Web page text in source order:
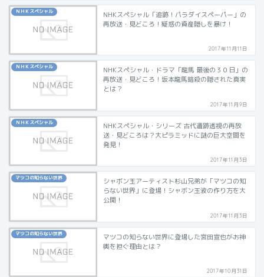
ＮＨＫスペシャル
NHKスペシャル「追跡！パラダイスペーパー」の
再放送・見どころ！疑惑の資産隠しを暴け！
2017年11月11日
ＮＨＫスペシャル
NHKスペシャル・ドラマ「龍馬 最後の３０日」の
再放送・見どころ！坂本龍馬暗殺の隠された真実
とは？
2017年11月9日
ＮＨＫスペシャル
NHKスペシャル・シリーズ 古代遺跡透視の再放
送・見どころは？大ピラミッドに謎の巨大空間を
発見！
2017年11月3日
マツコの知らない世界
シャボン玉アーティスト杉山兄弟が「マツコの知
らない世界」に登場！シャボン玉液の作り方を大
公開！
2017年11月3日
マツコの知らない世界
マツコの知らない世界に登場した宮田宣也がお神
輿を担ぐ理由とは？
2017年10月31日